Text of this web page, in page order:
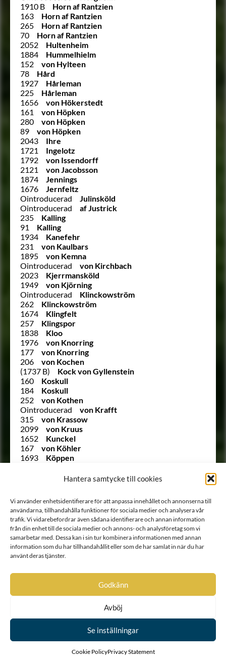
Hantera samtycke till cookies
Vi använder enhetsidentifierare för att anpassa innehållet och annonserna till
användarna, tillhandahålla funktioner för sociala medier och analysera vår
trafik. Vi vidarebefordrar även sådana identifierare och annan information
från din enhet till de sociala medier och annons- och analysföretag som vi
samarbetar med. Dessa kan i sin tur kombinera informationen med annan
information som du har tillhandahållit eller som de har samlat in när du har
använt deras tjänster.
Godkänn
Avböj
Se inställningar
Cookie PolicyPrivacy Statement
1910 B
Horn af Rantzien
163
Horn af Rantzien
265
Horn af Rantzien
70
Horn af Rantzien
2052
Hultenheim
1884
Hummelhielm
152
von Hylteen
78
Hård
1927
Hårleman
225
Hårleman
1656
von Hökerstedt
161
von Höpken
280
von Höpken
89
von Höpken
2043
Ihre
1721
Ingelotz
1792
von Issendorff
2121
von Jacobsson
1874
Jennings
1676
Jernfeltz
Ointroducerad
Julinsköld
Ointroducerad
af Justrick
235
Kalling
91
Kalling
1934
Kanefehr
231
von Kaulbars
1895
von Kemna
Ointroducerad
von Kirchbach
2023
Kjerrmansköld
1949
von Kjörning
Ointroducerad
Klinckowström
262
Klinckowström
1674
Klingfelt
257
Klingspor
1838
Kloo
1976
von Knorring
177
von Knorring
206
von Kochen
(1737 B)
Kock von Gyllenstein
160
Koskull
184
Koskull
252
von Kothen
Ointroducerad
von Krafft
315
von Krassow
2099
von Kruus
1652
Kunckel
167
von Köhler
1693
Köppen
Lagerberg
Lagerberg
1620
Lagerborg
2061 B
Lagerbring
245
Lagerfelt
Ointroducerad
Lagerflycht
2038
von Lagerlöf
Ointroducerad
1992
Lagerstråle
von Lantingshausen
1989
le Febure
Ointroducerad
Leijonflycht
Leijonhielm